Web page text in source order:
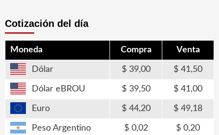
Cotización del día
Moneda Compra Venta
Dólar 39,00 41,50
Dólar eBROU 39,50 41,00
Euro 44,20 49,18
Peso Argentino 0,02 0,20